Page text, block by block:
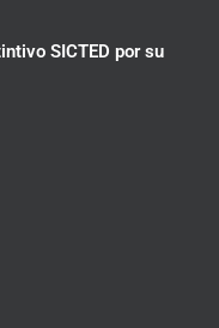
SICTED por su